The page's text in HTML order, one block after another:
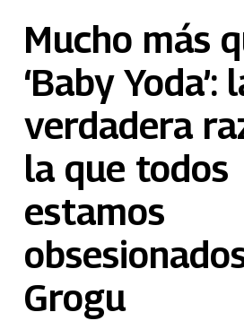
Mucho más
‘Baby Yoda’:
verdadera
la que todos
estamos
Grogu